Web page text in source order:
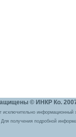
© ИНКР Ко.
получения подробной